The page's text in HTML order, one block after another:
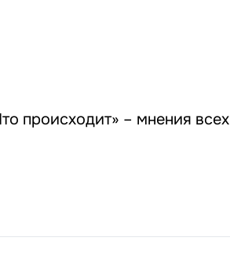
происходит» – мнения всех